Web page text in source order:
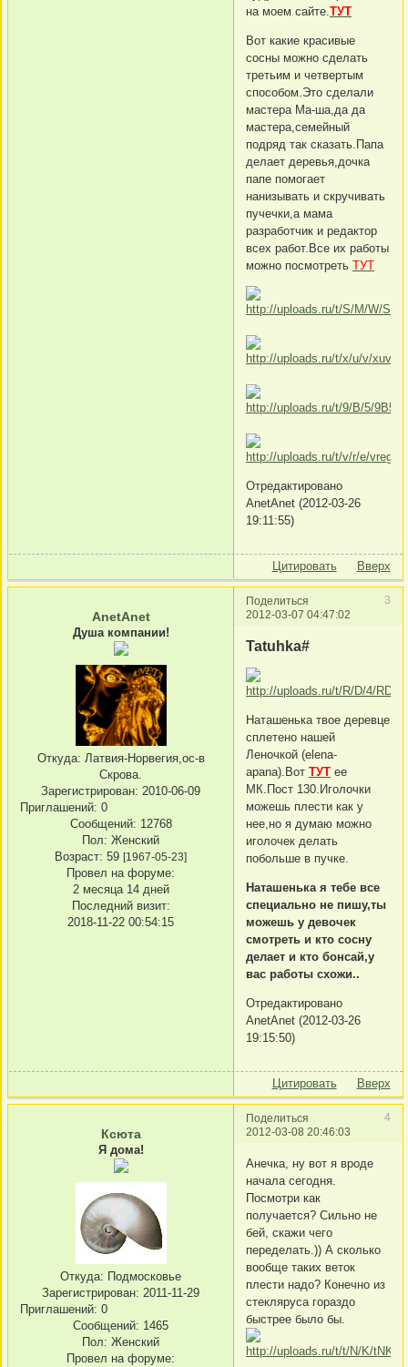
на моем сайте.ТУТ
Вот какие красивые
сосны можно сделать
третьим и четвертым
способом.Это сделали
мастера Ма-ша,да да
мастера,семейный
подряд так сказать.Папа
делает деревья,дочка
папе помогает
нанизывать и скручивать
пучечки,а мама
разработчик и редактор
всех работ.Все их работы
можно посмотреть ТУТ
Отредактировано
AnetAnet (2012-03-26
19:11:55)
Цитировать Вверх
Поделиться
3
2012-03-07 04:47:02
AnetAnet
Душа компании!
Откуда: Латвия-Норвегия,ос-в
Скрова.
Зарегистрирован: 2010-06-09
Приглашений: 0
Сообщений: 12768
Пол: Женский
Возраст: 59 [1967-05-23]
Провел на форуме:
2 месяца 14 дней
Последний визит:
2018-11-22 00:54:15
Tatuhka#
Наташенька твое деревце
сплетено нашей
Леночкой (elena-
apana).Вот ТУТ ее
МК.Пост 130.Иголочки
можешь плести как у
нее,но я думаю можно
иголочек делать
побольше в пучке.
Наташенька я тебе все
специально не пишу,ты
можешь у девочек
смотреть и кто сосну
делает и кто бонсай,у
вас работы схожи..
Отредактировано
AnetAnet (2012-03-26
19:15:50)
Цитировать Вверх
Поделиться
4
2012-03-08 20:46:03
Ксюта
Я дома!
Откуда: Подмосковье
Зарегистрирован: 2011-11-29
Приглашений: 0
Сообщений: 1465
Пол: Женский
Провел на форуме:
Анечка, ну вот я вроде
начала сегодня.
Посмотри как
получается? Сильно не
бей, скажи чего
переделать.)) А сколько
вообще таких веток
плести надо? Конечно из
стекляруса гораздо
быстрее было бы.